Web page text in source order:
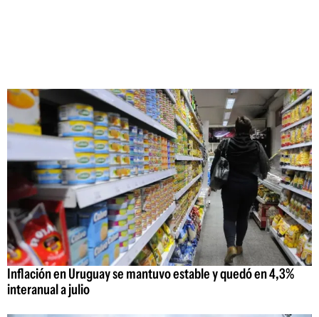
Inflación en Uruguay se mantuvo estable y quedó en 4,3%
interanual a julio